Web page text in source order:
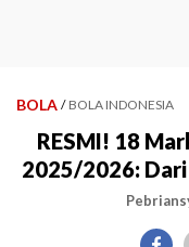
BOLA / BOLA INDONESIA
RESMI! 18
2025/2026: Dari